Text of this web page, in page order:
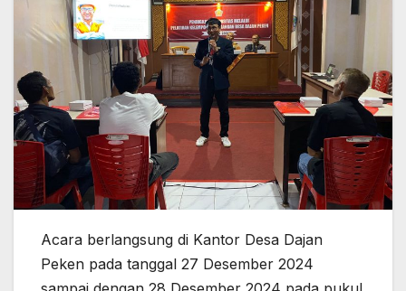
Acara berlangsung di Kantor Desa Dajan
Peken pada tanggal 27 Desember 2024